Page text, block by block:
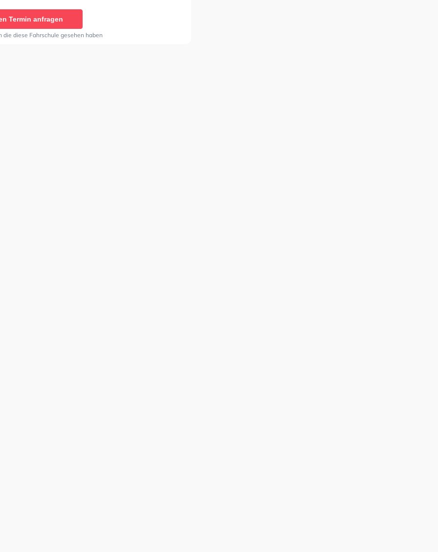
Jürgen Sie können einen Termin online anfragen.
Termin anfragen
die diese Fahrschule gesehen haben